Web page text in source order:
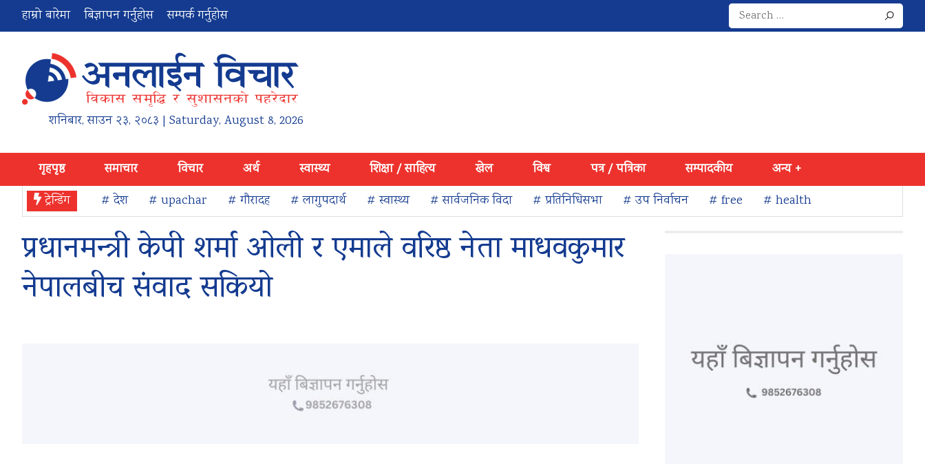
हाम्रो बारेमा बिज्ञापन गर्नुहोस सम्पर्क गर्नुहोस
Search
for:
शनिबार,साउन २३, २०८३ | Saturday, August 8, 2026
गृहपृष्ठ समाचार विचार अर्थ स्वास्थ्य शिक्षा / साहित्य खेल विश्व पत्र / पत्रिका सम्पादकीय
अन्य +
ट्रेन्डिंग
# देश # upachar # गौरादह # लागुपदार्थ # स्वास्थ्य # सार्वजनिक विदा # प्रतिनिधिसभा # उप निर्वाचन # free # health
प्रधानमन्त्री केपी शर्मा ओली र एमाले वरिष्ठ नेता माधवकुमार
नेपालबीच संवाद सकियो